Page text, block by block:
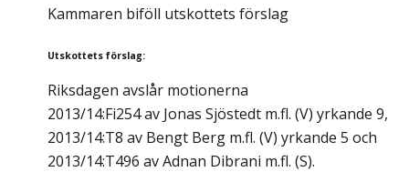
Kammaren biföll utskottets förslag
Utskottets förslag:
Riksdagen avslår motionerna
2013/14:Fi254 av Jonas Sjöstedt m.fl. (V) yrkande 9,
2013/14:T8 av Bengt Berg m.fl. (V) yrkande 5 och
2013/14:T496 av Adnan Dibrani m.fl. (S).